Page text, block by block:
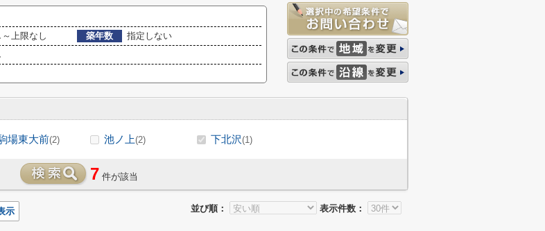
上限なし 築年数
指定しない
場東大前(2) 池ノ上(2) 下北沢(1)
7 件が該当
並び順： 表示件数：
示